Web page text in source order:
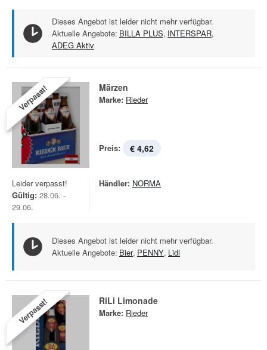
Dieses Angebot ist leider nicht mehr verfügbar.
Aktuelle Angebote: BILLA PLUS, INTERSPAR,
ADEG Aktiv
Verpasst! Märzen
Marke: Rieder
Preis: € 4,62
Leider verpasst!
Gültig: 28.06. -
29.06.
Händler: NORMA
Dieses Angebot ist leider nicht mehr verfügbar.
Aktuelle Angebote: Bier, PENNY, Lidl
Verpasst! RiLi Limonade
Marke: Rieder